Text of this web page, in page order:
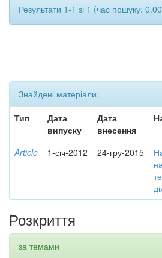
Результати 1-1 зі 1 (час пошуку:
Знайдені матеріали:
Тип
Дата
випуску
Дата
внесення
Article 1-січ-2012 24-гру-2015
Розкриття
за темами